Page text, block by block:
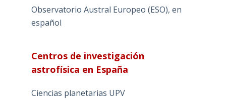
Observatorio Austral Europeo (ESO), en
español
Centros de investigación
astrofísica en España
Ciencias planetarias UPV